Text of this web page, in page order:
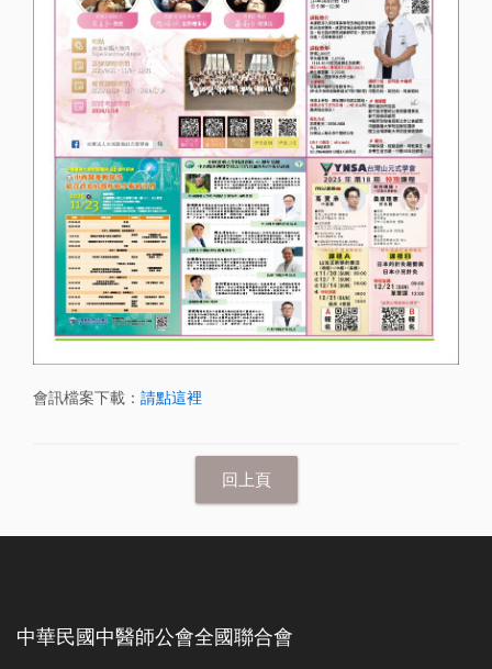
會訊檔案下載： 請點這裡
中華民國中醫師公會全國聯合會